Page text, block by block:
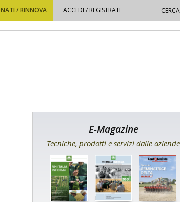
/ RINNOVA ACCEDI / REGISTRATI
E-Magazine
Tecniche, prodotti e servizi dalle aziende